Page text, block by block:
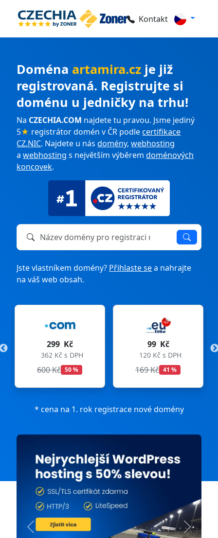
Kontakt
Doména artamira.cz je již
registrovaná. Registrujte si
doménu u jedničky na trhu!
Na CZECHIA.COM najdete tu pravou. Jsme jediný
5★ registrátor domén v ČR podlecertifikace
CZ.NIC. Najdete u násdomény,webhosting
awebhosting s největším výběremdoménových
koncovek.
Název domény k registraci nebo převodu
Jste vlastníkem domény? Přihlaste sea nahrajte
na váš web obsah.
299 Kč
362 Kč s DPH
600 Kč 50 %
99 Kč
120 Kč s DPH
169 Kč 41 %
* cena na 1. rok registrace nové domény
Previous Next